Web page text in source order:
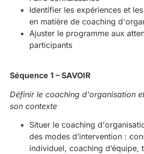
Identifier les expériences et
en matière de coaching
Ajuster le programme aux
participants
Séquence 1 – SAVOIR
Définir le coaching d'organisation
son contexte
Situer le coaching
des modes d’intervention :
individuel, coaching d’équipe,